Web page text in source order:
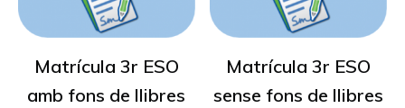
Matrícula 3r ESO
amb fons de llibres
Matrícula 3r ESO
sense fons de llibres